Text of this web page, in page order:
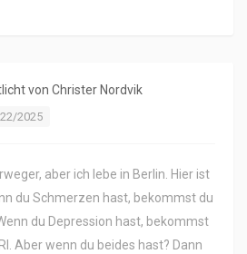
von Christer Nordvik
2025
aber ich lebe in Berlin. Hier ist
du Schmerzen hast, bekommst du
du Depression hast, bekommst
Aber wenn du beides hast? Dann